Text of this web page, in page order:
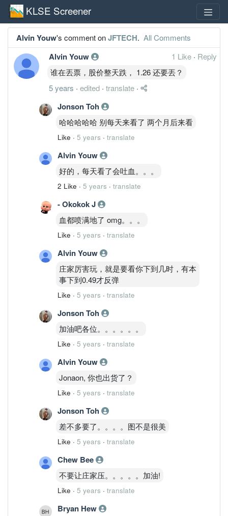
KLSE Screener
Alvin Youw's comment onJFTECH. All Comments
Alvin Youw 1 Like · Reply
谁在丟票，股价整天跌， 1.26 还要丟？
5 years · edited · translate ·
Jonson Toh
哈哈哈哈哈 别每天来看了 两个月后来看
Like · 5 years · translate
Alvin Youw
好的，每天看了会吐血。。。
2 Like · 5 years · translate
- Okokok J
血都喷满地了 omg。。。
Like · 5 years · translate
Alvin Youw
庄家厉害玩，就是要看你下到几时，有本
事下到0.49才反弹
Like · 5 years · translate
Jonson Toh
加油吧各位。。。。。。
Like · 5 years · translate
Alvin Youw
Jonaon, 你也出货了？
Like · 5 years · translate
Jonson Toh
差不多要了。。。。图不是很美
Like · 5 years · translate
Chew Bee
不要让庄家压。。。。。加油!
Like · 5 years · translate
Bryan Hew